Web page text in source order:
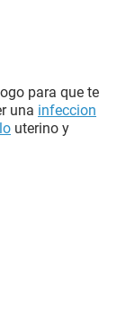
para que te
una infeccion
uterino y